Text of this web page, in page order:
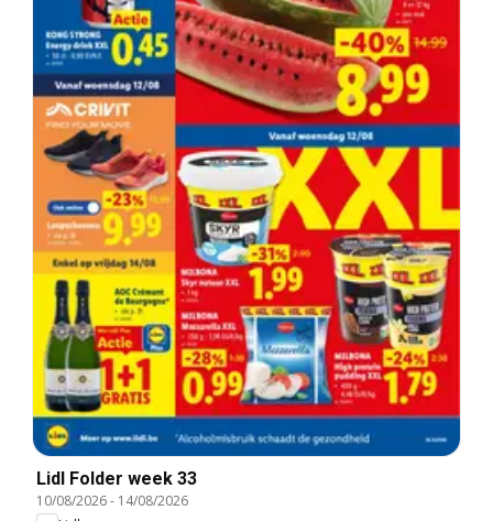
Lidl Folder week 33
10/08/2026- 14/08/2026